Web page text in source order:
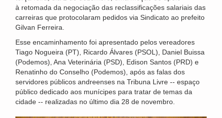
à retomada da negociação das reclassificações salariais das
carreiras que protocolaram pedidos via Sindicato ao prefeito
Gilvan Ferreira.
Esse encaminhamento foi apresentado pelos vereadores
Tiago Nogueira (PT), Ricardo Álvares (PSOL), Daniel Buissa
(Podemos), Ana Veterinária (PSD), Edison Santos (PRD) e
Renatinho do Conselho (Podemos), após as falas dos
servidores públicos andreenses na Tribuna Livre -- espaço
público dedicado aos munícipes para tratar de temas da
cidade -- realizadas no último dia 28 de novembro.